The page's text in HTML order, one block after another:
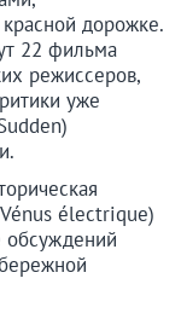
дорожке.
22 фильма
режиссеров,
уже
électrique)
обсуждений